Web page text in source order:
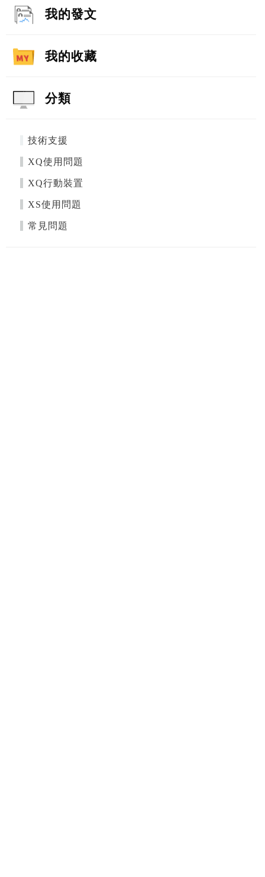
我的發文
我的收藏
分類
技術支援
XQ使用問題
XQ行動裝置
XS使用問題
常見問題